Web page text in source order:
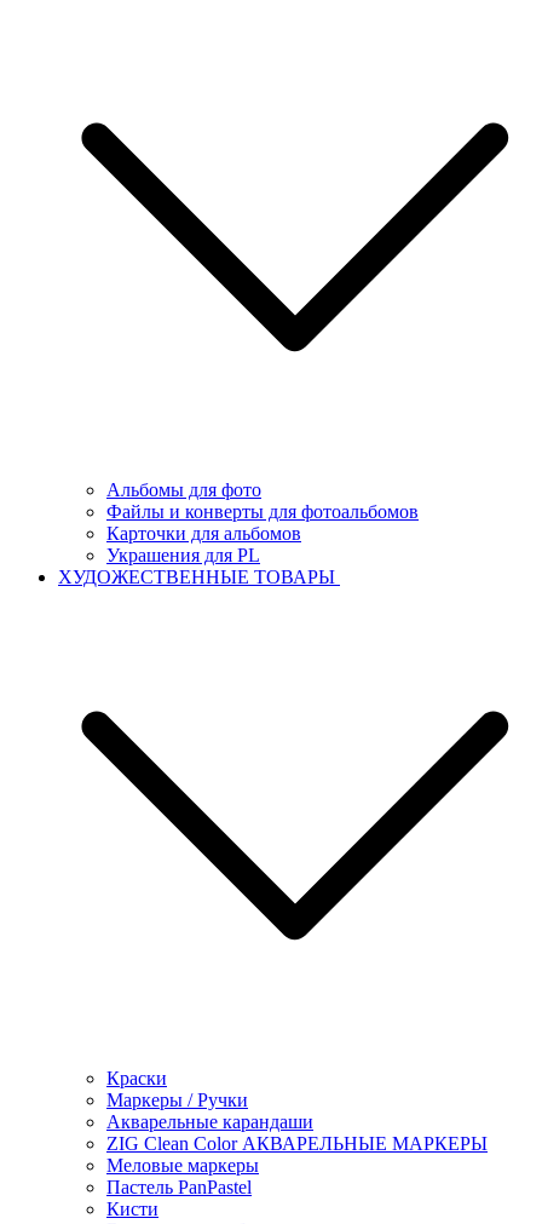
Альбомы для фото
Файлы и конверты для фотоальбомов
Карточки для альбомов
Украшения для PL
ХУДОЖЕСТВЕННЫЕ ТОВАРЫ
Краски
Маркеры / Ручки
Акварельные карандаши
ZIG Clean Color АКВАРЕЛЬНЫЕ МАРКЕРЫ
Меловые маркеры
Пастель PanPastel
Кисти